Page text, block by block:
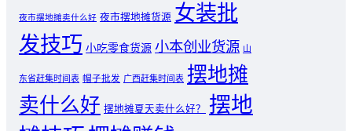
夜市摆地摊卖什么好 夜市摆地摊货源 女装批
发技巧 小吃零食货源 小本创业货源 山
东省赶集时间表 帽子批发 广西赶集时间表 摆地摊
卖什么好 摆地摊夏天卖什么好？
摆地